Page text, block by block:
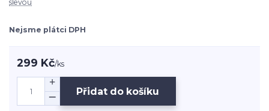
slevou
Nejsme plátci DPH
299 Kč/ks
Přidat do košíku